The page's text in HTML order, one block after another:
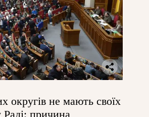
округів не мають своїх
Раді: причина